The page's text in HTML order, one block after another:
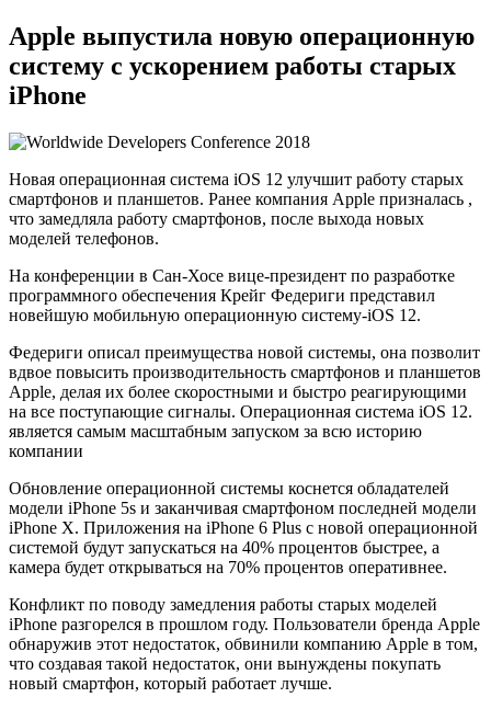
Apple выпустила новую операционную
систему с ускорением работы старых
iPhone
Новая операционная система iOS 12 улучшит работу старых
смартфонов и планшетов. Ранее компания Apple призналась ,
что замедляла работу смартфонов, после выхода новых
моделей телефонов.
На конференции в Сан-Хосе вице-президент по разработке
программного обеспечения Крейг Федериги представил
новейшую мобильную операционную систему-iOS 12.
Федериги описал преимущества новой системы, она позволит
вдвое повысить производительность смартфонов и планшетов
Apple, делая их более скоростными и быстро реагирующими
на все поступающие сигналы. Операционная система iOS 12.
является самым масштабным запуском за всю историю
компании
Обновление операционной системы коснется обладателей
модели iPhone 5s и заканчивая смартфоном последней модели
iPhone X. Приложения на iPhone 6 Plus с новой операционной
системой будут запускаться на 40% процентов быстрее, а
камера будет открываться на 70% процентов оперативнее.
Конфликт по поводу замедления работы старых моделей
iPhone разгорелся в прошлом году. Пользователи бренда Apple
обнаружив этот недостаток, обвинили компанию Apple в том,
что создавая такой недостаток, они вынуждены покупать
новый смартфон, который работает лучше.